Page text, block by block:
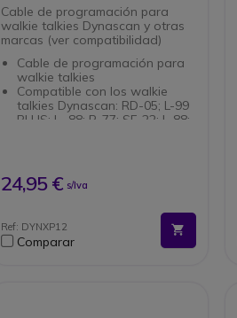
RL300 /L99 y KG968
Cable de programación para
walkie talkies Dynascan y otras
marcas (ver compatibilidad)
Cable de programación para
walkie talkies
Compatible con los walkie
talkies Dynascan: RD-05; L-99
PLUS; L- 88; R-77; SF-22; L-88;
Wouxun KG-968
24,95 € s/Iva
Ref: DYNXP12
Comparar